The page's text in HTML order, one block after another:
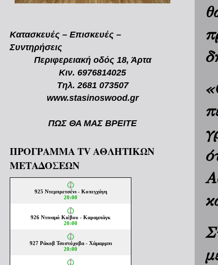
Κατασκευές – Επισκευές –
Συντηρήσεις
Περιφερειακή οδός 18, Άρτα
Κιν. 6976814025
Τηλ. 2681 073507
www.stasinoswood.gr
ΠΩΣ ΘΑ ΜΑΣ ΒΡΕΙΤΕ
ΠΡΟΓΡΑΜΜΑ TV ΑΘΛΗΤΙΚΩΝ
ΜΕΤΑΔΟΣΕΩΝ